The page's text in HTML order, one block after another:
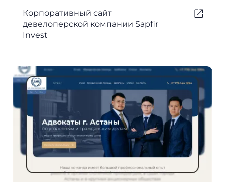
Корпоративный сайт
девелоперской компании Sapfir
Invest